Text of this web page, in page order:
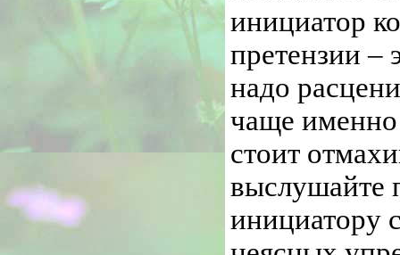
инициатор
претензии –
надо
чаще именно
стоит
выслушайте
инициатору